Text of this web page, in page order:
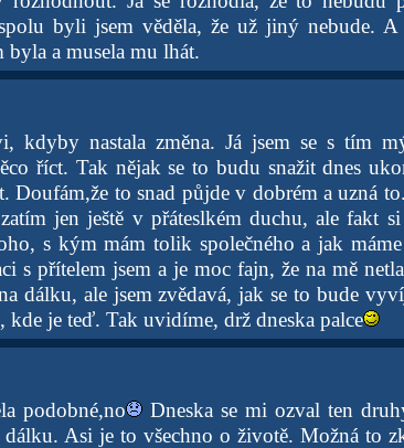
byli jsem věděla, že už jiný nebude.
a musela mu lhát.
kdyby nastala změna. Já jsem se s tím
říct. Tak nějak se to budu snažit dnes
Doufám,že to snad půjde v dobrém a uzná
jen ještě v přáteslkém duchu, ale fakt
s kým mám tolik společného a jak
s přítelem jsem a je moc fajn, že na mě
dálku, ale jsem zvědavá, jak se to bude
kde je teď. Tak uvidíme, drž dneska palce
podobné,no
Dneska se mi ozval ten
Asi je to všechno o životě. Možná to